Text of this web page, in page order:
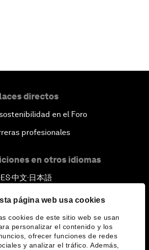
página web usa cookies
cookies de este sitio web se usan
personalizar el contenido y los
ofrecer funciones de redes
y analizar el tráfico. Además,
directos
en el Foro
profesionales
en otros idiomas
ES▪中文▪ 日本語